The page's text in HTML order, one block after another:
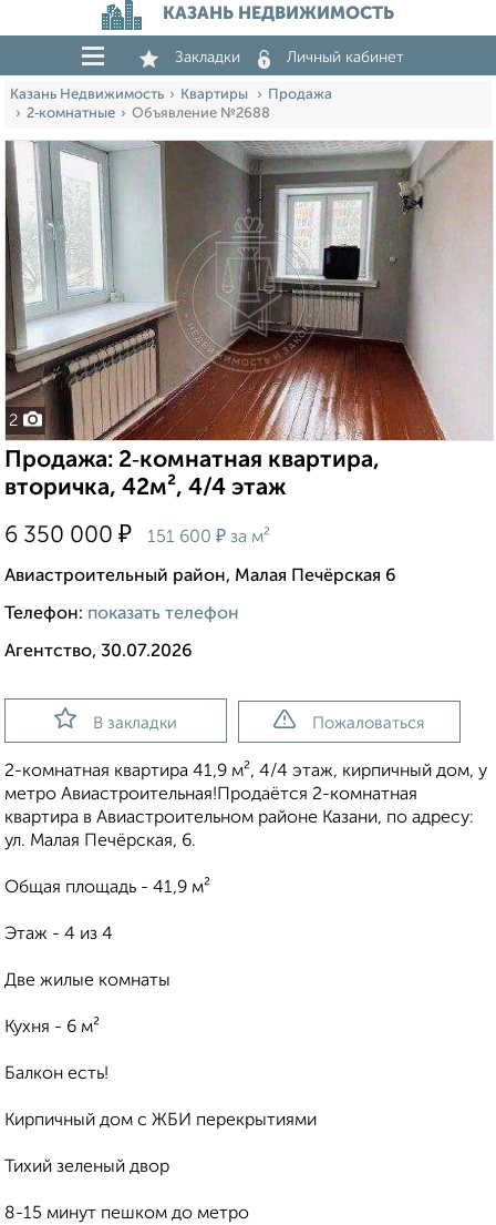
КАЗАНЬ НЕДВИЖИМОСТЬ
Закладки Личный кабинет
Казань Недвижимость Квартиры
Продажа
2‑комнатные
Объявление №2688
2
Продажа: 2‑комнатная квартира,
вторичка, 42м², 4/4 этаж
6 350 000 ₽ 151 600 ₽ за м²
Авиастроительный район, Малая Печёрская 6
Телефон: показать телефон
Агентство, 30.07.2026
В закладки Пожаловаться
2-комнатная квартира 41,9 м², 4/4 этаж, кирпичный дом, у
метро Авиастроительная!Продаётся 2-комнатная
квартира в Авиастроительном районе Казани, по адресу:
ул. Малая Печёрская, 6.
Общая площадь - 41,9 м²
Этаж - 4 из 4
Две жилые комнаты
Кухня - 6 м²
Балкон есть!
Кирпичный дом с ЖБИ перекрытиями
Тихий зеленый двор
8-15 минут пешком до метро